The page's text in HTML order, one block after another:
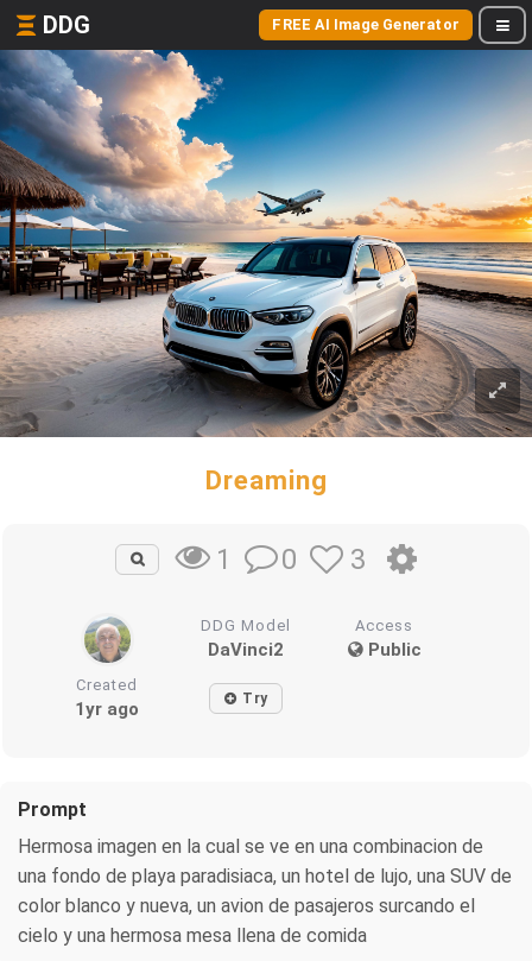
DDG FREE AI Image Generator
Dreaming
1 0 3
DDG Model
DaVinci2
Access
Public
Created
1yr ago Try
Prompt
Hermosa imagen en la cual se ve en una combinacion de
una fondo de playa paradisiaca, un hotel de lujo, una SUV de
color blanco y nueva, un avion de pasajeros surcando el
cielo y una hermosa mesa llena de comida